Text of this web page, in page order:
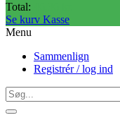
Total:
Se kurv Kasse
Menu
Sammenlign
Registrér / log ind